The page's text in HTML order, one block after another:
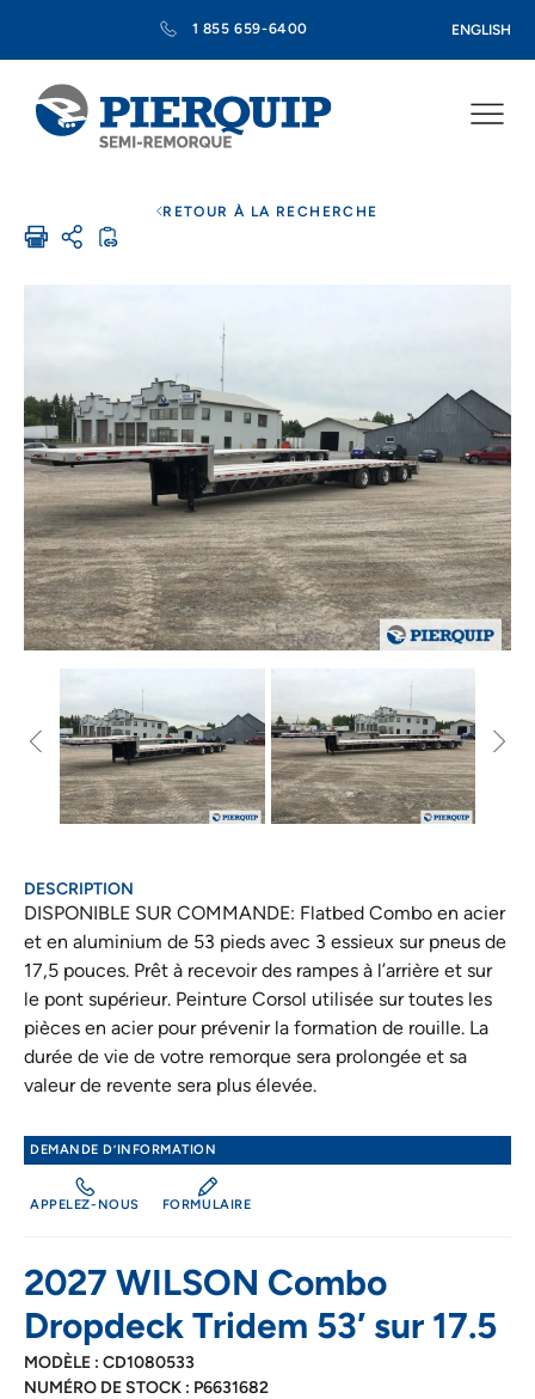
1 855 659-6400 ENGLISH
RETOUR À LA RECHERCHE
DESCRIPTION
DISPONIBLE SUR COMMANDE: Flatbed Combo en acier
et en aluminium de 53 pieds avec 3 essieux sur pneus de
17,5 pouces. Prêt à recevoir des rampes à l’arrière et sur
le pont supérieur. Peinture Corsol utilisée sur toutes les
pièces en acier pour prévenir la formation de rouille. La
durée de vie de votre remorque sera prolongée et sa
valeur de revente sera plus élevée.
DEMANDE D’INFORMATION
APPELEZ-NOUS FORMULAIRE
2027 WILSON Combo
Dropdeck Tridem 53′ sur 17.5
MODÈLE : CD1080533
NUMÉRO DE STOCK : P6631682